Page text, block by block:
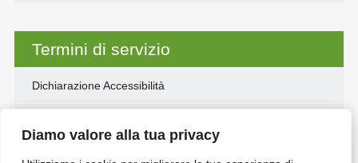
Diamo valore alla tua privacy
Termini di servizio
Dichiarazione Accessibilità
Informativa Privacy e Cookie